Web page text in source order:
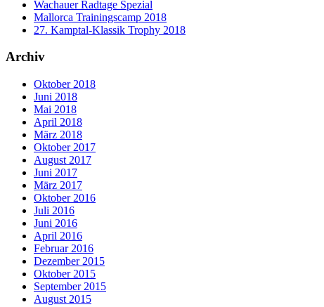
Wachauer Radtage Spezial
Mallorca Trainingscamp 2018
27. Kamptal-Klassik Trophy 2018
Archiv
Oktober 2018
Juni 2018
Mai 2018
April 2018
März 2018
Oktober 2017
August 2017
Juni 2017
März 2017
Oktober 2016
Juli 2016
Juni 2016
April 2016
Februar 2016
Dezember 2015
Oktober 2015
September 2015
August 2015